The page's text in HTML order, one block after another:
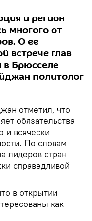
и регион
многого от
О ее
встрече глав
Брюсселе
политолог
отметил, что
обязательства
и всячески
По словам
лидеров стран
справедливой
в открытии
как